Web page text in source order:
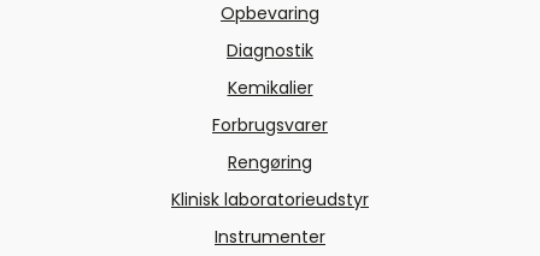
Opbevaring
Diagnostik
Kemikalier
Forbrugsvarer
Rengøring
Klinisk laboratorieudstyr
Instrumenter